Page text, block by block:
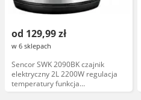
od 129,99 zł
w 6 sklepach
Sencor SWK 2090BK czajnik
elektryczny 2L 2200W regulacja
temperatury funkcja
podtrzymania ciepła czarny